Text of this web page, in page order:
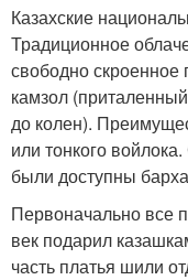
Казахские
Традиционное
свободно скроенное
камзол
до колен).
или тонкого
были доступны
Первоначально все
век подарил
часть платья шили